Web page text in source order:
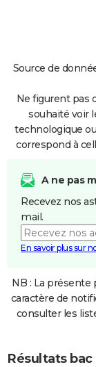
Source de
Ne figurent pas
souhaité voir
technologique
correspond à
A ne pas
Recevez nos
mail.
En savoir plus sur
NB : La présente
caractère de
consulter les
Résultats